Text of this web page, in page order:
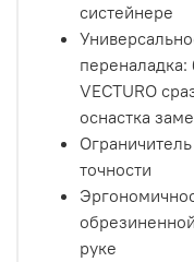
систейнере
VECTURO
оснастка
точности
руке